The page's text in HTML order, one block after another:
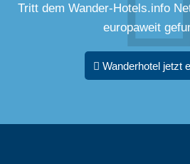
Tritt dem Wander-Hotels.info
europaweit
Wanderhotel jetzt